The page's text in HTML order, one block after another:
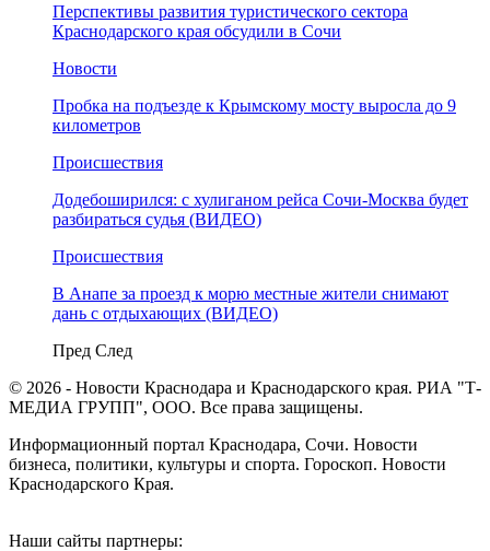
Перспективы развития туристического сектора
Краснодарского края обсудили в Сочи
Новости
Пробка на подъезде к Крымскому мосту выросла до 9
километров
Происшествия
Додебоширился: с хулиганом рейса Сочи-Москва будет
разбираться судья (ВИДЕО)
Происшествия
В Анапе за проезд к морю местные жители снимают
дань с отдыхающих (ВИДЕО)
Пред След
© 2026 - Новости Краснодара и Краснодарского края. РИА "Т-
МЕДИА ГРУПП", ООО. Все права защищены.
Информационный портал Краснодара, Сочи. Новости
бизнеса, политики, культуры и спорта. Гороскоп. Новости
Краснодарского Края.
Наши сайты партнеры: